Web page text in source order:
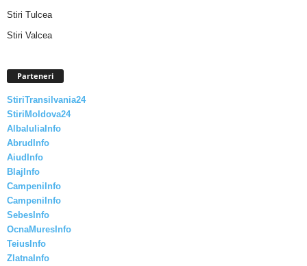
Stiri Tulcea
Stiri Valcea
Parteneri
StiriTransilvania24
StiriMoldova24
AlbaIuliaInfo
AbrudInfo
AiudInfo
BlajInfo
CampeniInfo
CampeniInfo
SebesInfo
OcnaMuresInfo
TeiusInfo
ZlatnaInfo